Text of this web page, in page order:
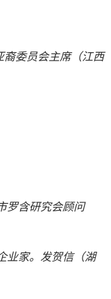
委员会主席（江西
罗含研究会顾问
业家。发贺信（湖